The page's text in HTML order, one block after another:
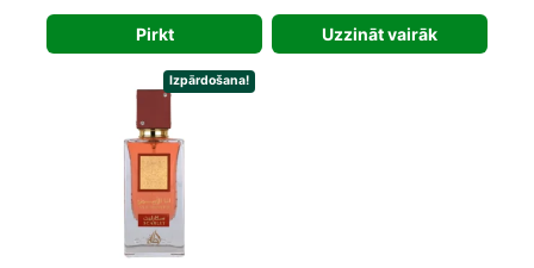
was:
39,00 €.24,81 €.
Pirkt
price
was:
price
is:
Uzzināt vairāk
Izpārdošana!